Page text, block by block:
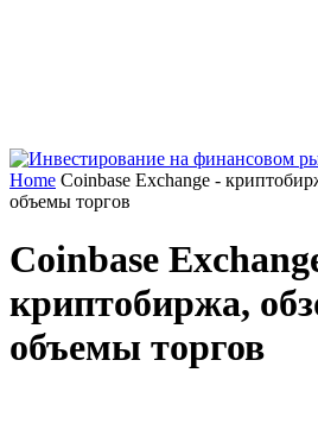
Home Coinbase Exchange -
объемы торгов
Coinbase
криптобиржа,
объемы торгов